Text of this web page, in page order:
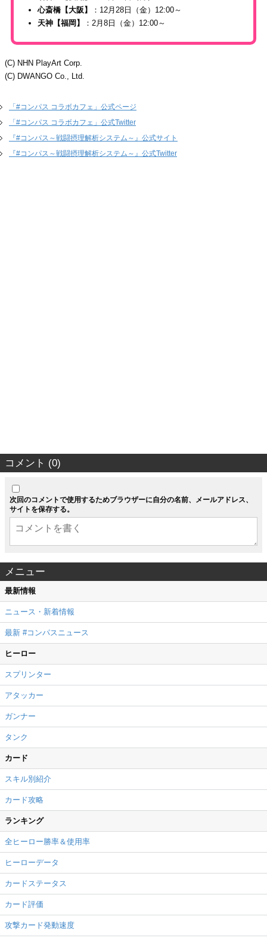
心斎橋【大阪】
：12月28日（金）12:00～
天神【福岡】
：2月8日（金）12:00～
(C) NHN PlayArt Corp.
(C) DWANGO Co., Ltd.
「#コンパス コラボカフェ」公式ページ
「#コンパス コラボカフェ」公式Twitter
『#コンパス～戦闘摂理解析システム～』公式サイト
『#コンパス～戦闘摂理解析システム～』公式Twitter
コメント (0)
次回のコメントで使用するためブラウザーに自分の名前、メールアドレス、
サイトを保存する。
メニュー
最新情報
ニュース・新着情報
最新 #コンパスニュース
ヒーロー
スプリンター
アタッカー
ガンナー
タンク
カード
スキル別紹介
カード攻略
ランキング
全ヒーロー勝率＆使用率
ヒーローデータ
カードステータス
カード評価
攻撃カード発動速度